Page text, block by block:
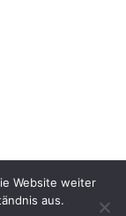
Website weiter
aus.